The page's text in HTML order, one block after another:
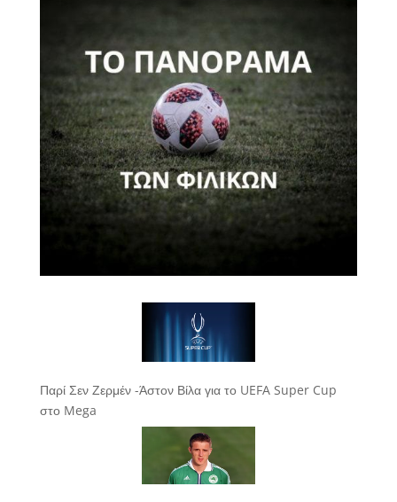
Παρί Σεν Ζερμέν -Άστον Βίλα για το UEFA Super Cup
στο Mega